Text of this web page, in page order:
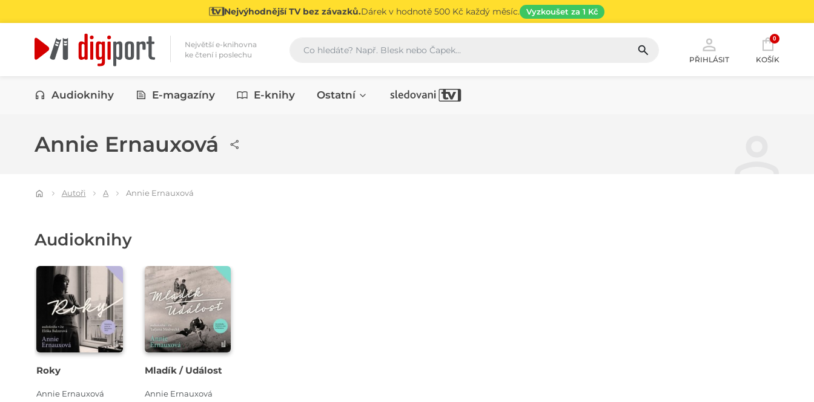
Nejvýhodnější TV bez závazků.Dárek v hodnotě 500 Kč každý měsíc. Vyzkoušet za 1 Kč
Největší e-knihovna
ke čtení i poslechu
Vyhledávání
PŘIHLÁSIT
0
KOŠÍK
Kategorie
Audioknihy E-magazíny E-knihy Ostatní
Annie Ernauxová
Autoři A Annie Ernauxová
Audioknihy
Roky
Annie Ernauxová
Přehrát
ukázku
Mladík / Událost
Annie Ernauxová